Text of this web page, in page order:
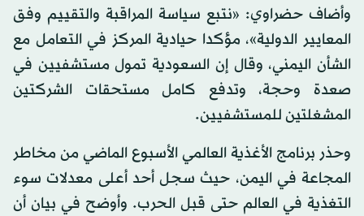
وأضاف حضراوي: «نتبع سياسة المراقبة والتقييم وفق
المعايير الدولية»، مؤكدا حيادية المركز في التعامل مع
الشأن اليمني، وقال إن السعودية تمول مستشفيين في
صعدة وحجة، وتدفع كامل مستحقات الشركتين
المشغلتين للمستشفيين.
وحذر برنامج الأغذية العالمي الأسبوع الماضي من مخاطر
المجاعة في اليمن، حيث سجل أحد أعلى معدلات سوء
التغذية في العالم حتى قبل الحرب. وأوضح في بيان أن